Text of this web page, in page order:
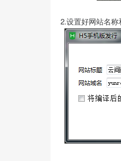
2.设置好网站名称